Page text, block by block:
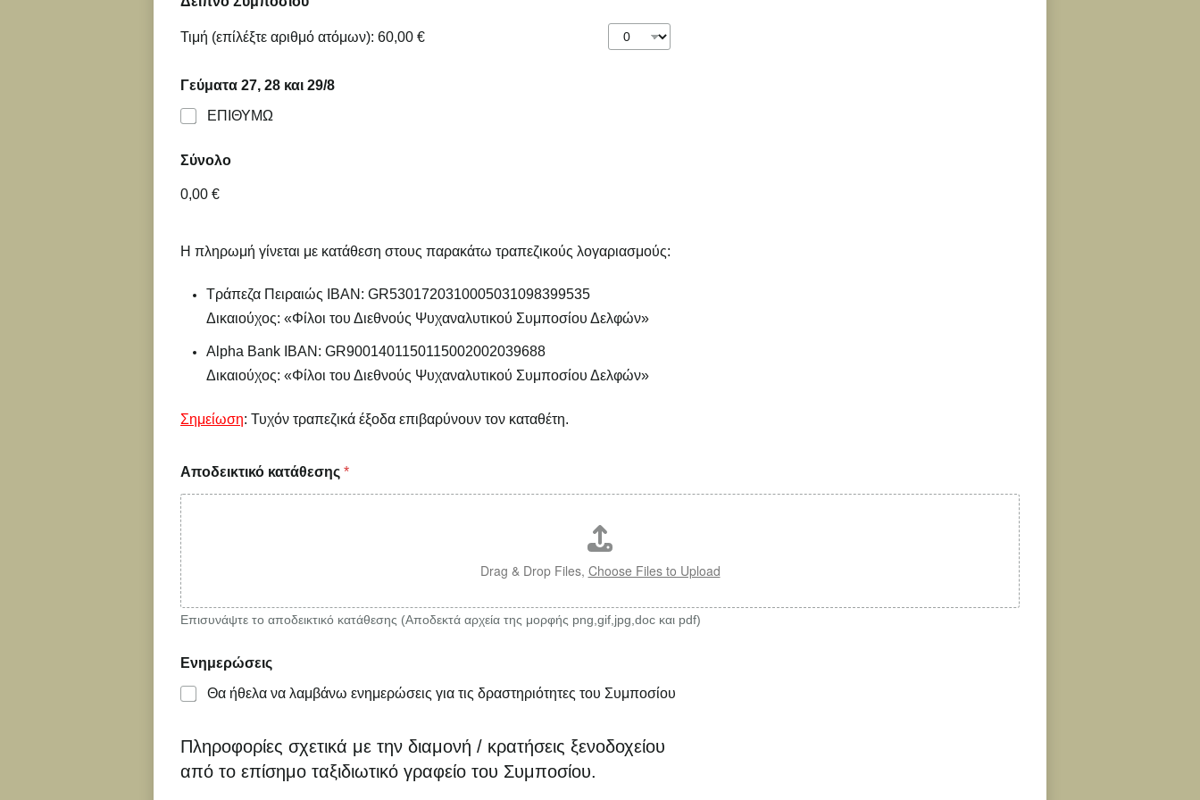
Τιμή (επίλέξτε αριθμό ατόμων): 60,00 €
Γεύματα 27, 28 και 29/8
ΕΠΙΘΥΜΩ
Σύνολο
0,00 €
Η πληρωμή γίνεται με κατάθεση στους παρακάτω τραπεζικούς λογαριασμούς:
Τράπεζα Πειραιώς IBAN: GR5301720310005031098399535
Δικαιούχος: «Φίλοι του Διεθνούς Ψυχαναλυτικού Συμποσίου Δελφών»
Alpha Bank IBAN: GR9001401150115002002039688
Δικαιούχος: «Φίλοι του Διεθνούς Ψυχαναλυτικού Συμποσίου Δελφών»
Σημείωση: Τυχόν τραπεζικά έξοδα επιβαρύνουν τον καταθέτη.
Αποδεικτικό κατάθεσης *
Drag & Drop Files, Choose Files to Upload
Επισυνάψτε το αποδεικτικό κατάθεσης (Αποδεκτά αρχεία της μορφής png,gif,jpg,doc και pdf)
π
ι
λ
ή
Δ
Ενημερώσεις
Θα ήθελα να λαμβάνω ενημερώσεις για τις δραστηριότητες του Συμποσίου
Πληροφορίες σχετικά με την διαμονή / κρατήσεις ξενοδοχείου
από το επίσημο ταξιδιωτικό γραφείο του Συμποσίου.